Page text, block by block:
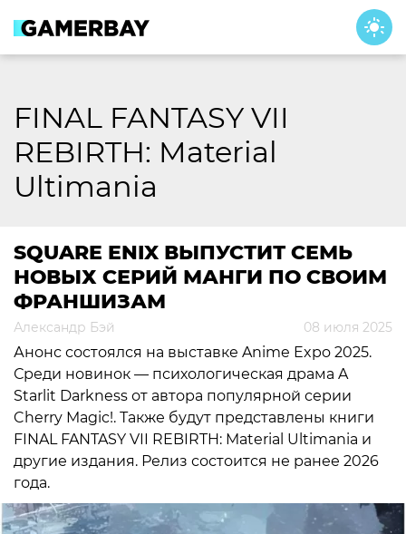
content
FINAL FANTASY VII
REBIRTH: Material
Ultimania
SQUARE ENIX ВЫПУСТИТ СЕМЬ
НОВЫХ СЕРИЙ МАНГИ ПО СВОИМ
ФРАНШИЗАМ
Александр Бэй 08 июля 2025
Анонс состоялся на выставке Anime Expo 2025.
Среди новинок — психологическая драма A
Starlit Darkness от автора популярной серии
Cherry Magic!. Также будут представлены книги
FINAL FANTASY VII REBIRTH: Material Ultimania и
другие издания. Релиз состоится не ранее 2026
года.